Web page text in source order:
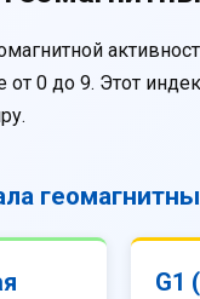
0 до 9. Этот
G1